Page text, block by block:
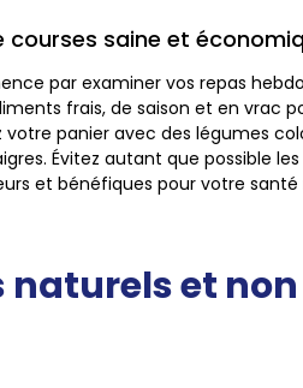
saine et
par examiner vos repas
frais, de saison et en vrac
panier avec des légumes
Évitez autant que possible
et bénéfiques pour votre
naturels et non